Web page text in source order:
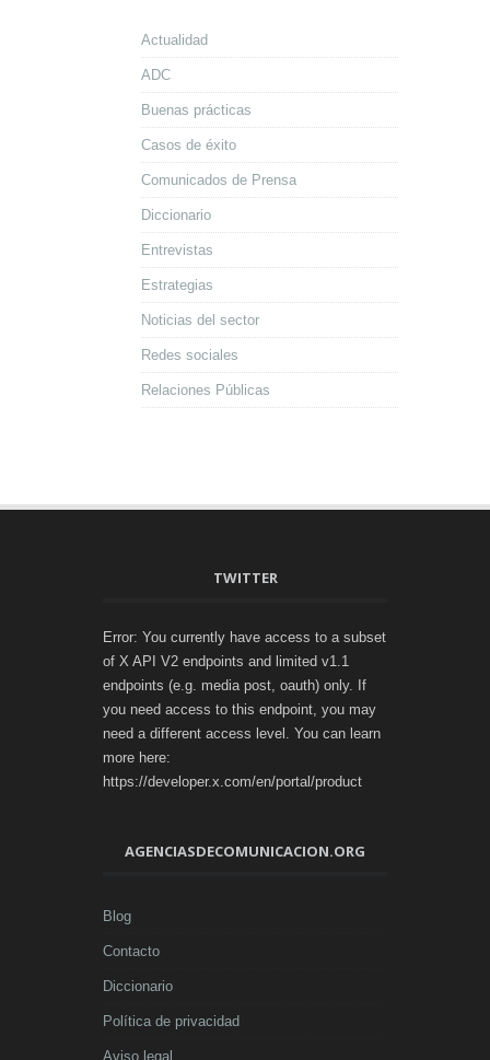
Actualidad
ADC
Buenas prácticas
Casos de éxito
Comunicados de Prensa
Diccionario
Entrevistas
Estrategias
Noticias del sector
Redes sociales
Relaciones Públicas
TWITTER
Error: You currently have access to a subset
of X API V2 endpoints and limited v1.1
endpoints (e.g. media post, oauth) only. If
you need access to this endpoint, you may
need a different access level. You can learn
more here:
https://developer.x.com/en/portal/product
AGENCIASDECOMUNICACION.ORG
Blog
Contacto
Diccionario
Política de privacidad
Aviso legal